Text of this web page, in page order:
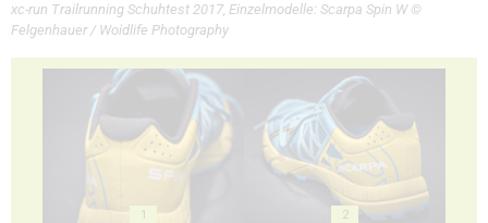
xc-run Trailrunning Schuhtest 2017, Einzelmodelle: Scarpa Spin W ©
Felgenhauer / Woidlife Photography
1 2